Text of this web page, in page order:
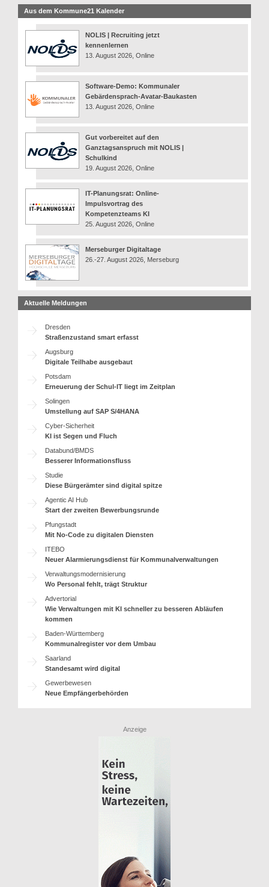
Aus dem Kommune21 Kalender
NOLIS | Recruiting jetzt
kennenlernen
13. August 2026, Online
Software-Demo: Kommunaler
Gebärdensprach-Avatar-Baukasten
13. August 2026, Online
Gut vorbereitet auf den
Ganztagsanspruch mit NOLIS |
Schulkind
19. August 2026, Online
IT-Planungsrat: Online-
Impulsvortrag des
Kompetenzteams KI
25. August 2026, Online
Merseburger Digitaltage
26.-27. August 2026, Merseburg
Aktuelle Meldungen
Dresden
Straßenzustand smart erfasst
Augsburg
Digitale Teilhabe ausgebaut
Potsdam
Erneuerung der Schul-IT liegt im Zeitplan
Solingen
Umstellung auf SAP S/4HANA
Cyber-Sicherheit
KI ist Segen und Fluch
Databund/BMDS
Besserer Informationsfluss
Studie
Diese Bürgerämter sind digital spitze
Agentic AI Hub
Start der zweiten Bewerbungsrunde
Pfungstadt
Mit No-Code zu digitalen Diensten
ITEBO
Neuer Alarmierungsdienst für Kommunalverwaltungen
Verwaltungsmodernisierung
Wo Personal fehlt, trägt Struktur
Advertorial
Wie Verwaltungen mit KI schneller zu besseren Abläufen
kommen
Baden-Württemberg
Kommunalregister vor dem Umbau
Saarland
Standesamt wird digital
Gewerbewesen
Neue Empfängerbehörden
Anzeige